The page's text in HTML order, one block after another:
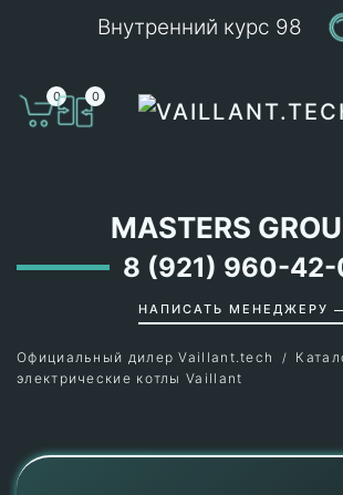
Внутренний курс 98
0 0
MASTERS
8 (921) 960-
НАПИСАТЬ МЕНЕДЖЕРУ
Официальный дилер Vaillant.tech
электрические котлы Vaillant